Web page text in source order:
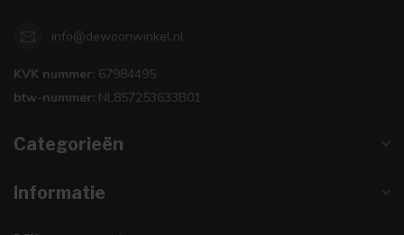
info@dewoonwinkel.nl
KVK nummer: 67984495
btw-nummer: NL857253633B01
Categorieën
Informatie